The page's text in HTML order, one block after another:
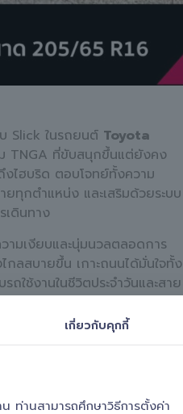
Slick ในรถยนต์ Toyota
TNGA ที่ขับสนุกขึ้นแต่ยังคง
ไฮบริด ตอบโจทย์ทั้งความ
ทุกตำแหน่ง และเสริมด้วยระบบ
เดินทาง
มเงียบและนุ่มนวลตลอดการ
กลสบายขึ้น เกาะถนนได้มั่นใจทั้ง
ใช้งานในชีวิตประจำวันและสาย
ละเอียดอย่างพิถีพิถัน ตั้งแต่การ
มใส่ใจในทุกขั้นตอน เพื่อมอบ
เกี่ยวกับคุกกี้
ท่านสามารถศึกษาวิธีการตั้งค่า